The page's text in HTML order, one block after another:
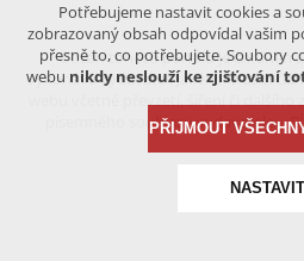
Obsah tohoto portálu je chráněn
vykonává vydavatel. Jakékoliv užití
písemného souhlasu vydavatele –
Potřebujeme nastavit cookies a
zobrazovaný obsah odpovídal vašim
přesně to, co potřebujete. Soubory
webu nikdy neslouží ke zjišťování
PŘIJMOUT
NASTAVIT